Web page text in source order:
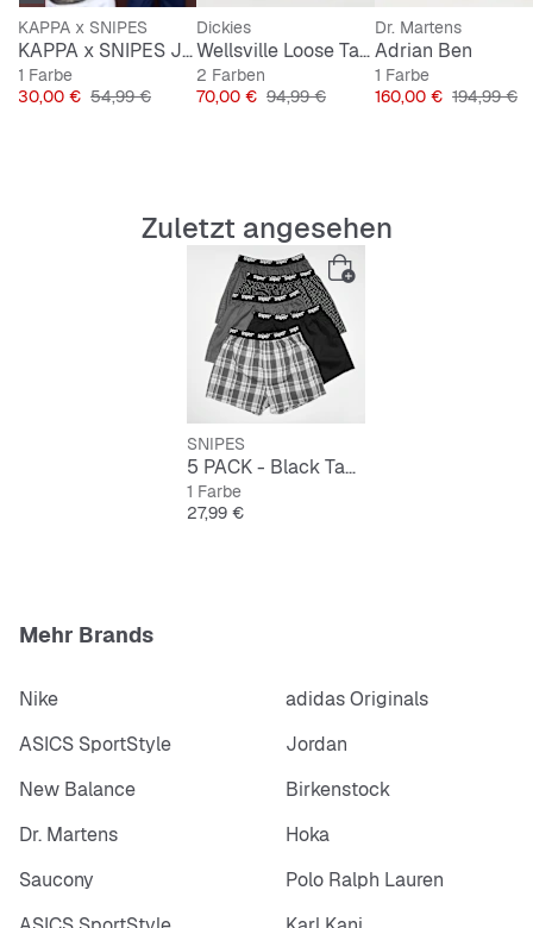
KAPPA x SNIPES
KAPPA x SNIPES Jersey AOP
1 Farbe
Preis
30,00 € Originalpreis
54,99 €
Dickies
Wellsville Loose Tapered Twill Pants
2 Farben
Preis
70,00 € Originalpreis
94,99 €
Dr. Martens
Adrian Ben
1 Farbe
Preis
160,00 € 194,99 €
Zuletzt angesehen
SNIPES
5 PACK - Black Tape Woven Boxershorts
1 Farbe
Preis
27,99 €
Mehr Brands
Nike
adidas Originals
ASICS SportStyle
Jordan
New Balance
Birkenstock
Dr. Martens
Hoka
Saucony
Polo Ralph Lauren